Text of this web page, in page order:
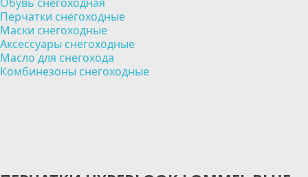
Перчатки снегоходные
Маски снегоходные
Аксессуары снегоходные
Масло для снегохода
Комбинезоны снегоходные